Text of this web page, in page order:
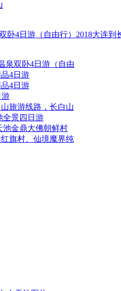
2018大连到
泉双卧4日游（自由
4日游
4日游
游
旅游线路，长白山
全景四日游
池金鼎大佛朝鲜村
旗村、仙境魔界纯